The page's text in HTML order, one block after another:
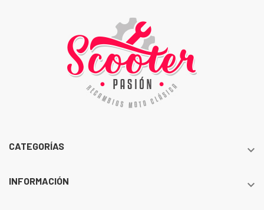
CATEGORÍAS 
INFORMACIÓN 